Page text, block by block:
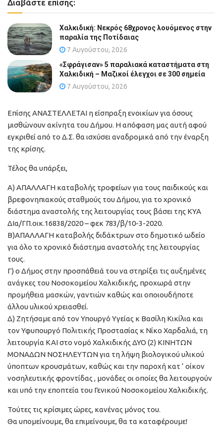
Διαβάστε επίσης:
Χαλκιδική: Νεκρός 68χρονος λουόμενος στην
παραλία της Ποτίδαιας
7 Αυγούστου, 2026
«Σφράγισαν» 5 παραλιακά καταστήματα στη
Χαλκιδική – Μαζικοί έλεγχοι σε 300 σημεία
7 Αυγούστου, 2026
Επίσης ΑΝΑΣΤΕΛΛΕΤΑΙ η είσπραξη ενοικίων για όσους
μισθώνουν ακίνητα του Δήμου. Η απόφαση μας αυτή αφού
εγκριθεί από το Δ.Σ. θα ισχύσει αναδρομικά από την έναρξη
της κρίσης.
Τέλος θα υπάρξει,
Α) ΑΠΑΛΛΑΓΗ καταβολής τροφείων για τους παιδικούς και
βρεφονηπιακούς σταθμούς του Δήμου, για το χρονικό
διάστημα αναστολής της λειτουργίας τους βάσει της ΚΥΑ
ΔΙα/ΓΠ.οικ.16838/2020 – φεκ 783/β/10-3-2020.
Β)ΑΠΑΛΛΑΓΗ καταβολής διδάκτρων στο δημοτικό ωδείο
για όλο το χρονικό διάστημα αναστολής της λειτουργίας
τους.
Γ) ο Δήμος στην προσπάθειά του να στηρίξει τις αυξημένες
ανάγκες του Νοσοκομείου Χαλκιδικής, προχωρά στην
προμήθεια μασκών, γαντιών καθώς και οποιουδήποτε
άλλου υλικού χρειασθεί.
Δ) Ζητήσαμε από τον Υπουργό Υγείας κ Βασίλη Κικίλια και
τον Υφυπουργό Πολιτικής Προστασίας κ Νίκο Χαρδαλιά, τη
λειτουργία ΚΑΙ στο νομό Χαλκιδικής ΔΥΟ (2) ΚΙΝΗΤΩΝ
ΜΟΝΑΔΩΝ ΝΟΣΗΛΕΥΤΩΝ για τη λήψη βιολογικού υλικού
ύποπτων κρουσμάτων, καθώς και την παροχή κατ ‘ οίκον
νοσηλευτικής φροντίδας , μονάδες οι οποίες θα λειτουργούν
και υπό την εποπτεία του Γενικού Νοσοκομείου Χαλκιδικής.
Τούτες τις κρίσιμες ώρες, κανένας μόνος του.
Θα υπομείνουμε, θα επιμείνουμε, θα τα καταφέρουμε!